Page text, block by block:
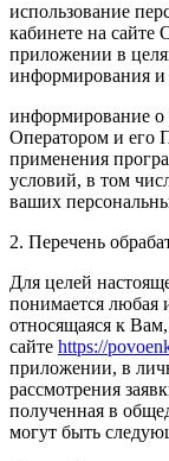
использование
кабинете на сайте
приложении в
информирования и
информирование о
Оператором и его
применения
условий, в том
ваших
2. Перечень
Для целей
понимается любая
относящаяся к
сайте https://
приложении, в
рассмотрения
полученная в
могут быть